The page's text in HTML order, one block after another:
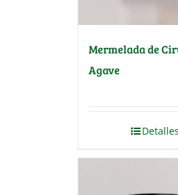
Mermelada de
Agave
Detalles